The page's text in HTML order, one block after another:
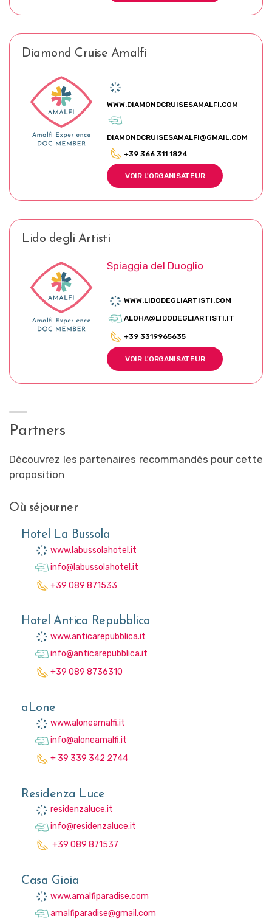
Diamond Cruise Amalfi
WWW.DIAMONDCRUISESAMALFI.COM
DIAMONDCRUISESAMALFI@GMAIL.COM
+39 366 311 1824
VOIR L'ORGANISATEUR
Lido degli Artisti
Spiaggia del Duoglio
WWW.LIDODEGLIARTISTI.COM
ALOHA@LIDODEGLIARTISTI.IT
+39 3319965635
VOIR L'ORGANISATEUR
Partners
Découvrez les partenaires recommandés pour cette
proposition
Où séjourner
Hotel La Bussola
www.labussolahotel.it
info@labussolahotel.it
+39 089 871533
Hotel Antica Repubblica
www.anticarepubblica.it
info@anticarepubblica.it
+39 089 8736310
aLone
www.aloneamalfi.it
info@aloneamalfi.it
+ 39 339 342 2744
Residenza Luce
residenzaluce.it
info@residenzaluce.it
+39 089 871537
Casa Gioia
www.amalfiparadise.com
amalfiparadise@gmail.com